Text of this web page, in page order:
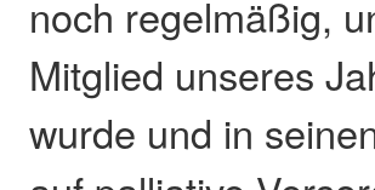
noch regelmäßig,
Mitglied unseres
wurde und in